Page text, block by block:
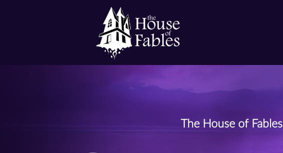
The House of
The House of Fables